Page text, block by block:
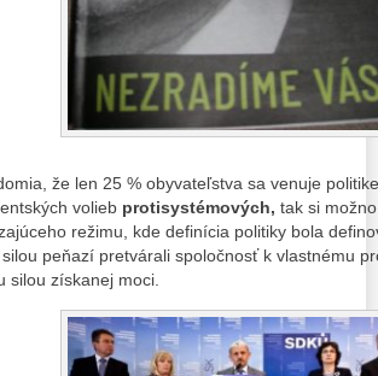
že len 25 % obyvateľstva sa venuje
volieb protisystémových, tak si
režimu, kde definícia politiky bola
peňazí pretvárali spoločnosť k vlastnému
silou získanej moci.